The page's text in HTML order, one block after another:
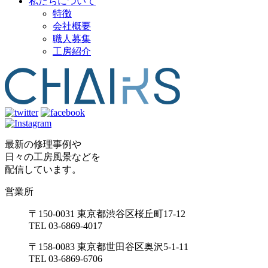
特徴
会社概要
職人募集
工房紹介
最新の修理事例や
日々の工房風景などを
配信しています。
営業所
〒150-0031 東京都渋谷区桜丘町17-12
TEL 03-6869-4017
〒158-0083 東京都世田谷区奥沢5-1-11
TEL 03-6869-6706